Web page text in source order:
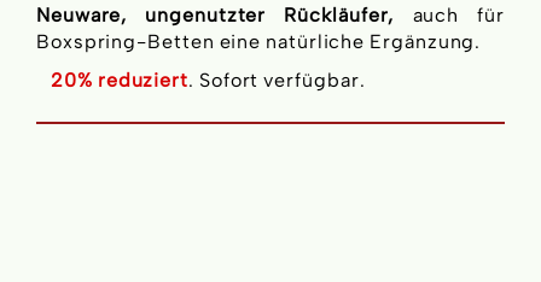
Neuware, ungenutzter Rückläufer, auch für
Boxspring-Betten eine natürliche Ergänzung.
20% reduziert. Sofort verfügbar.